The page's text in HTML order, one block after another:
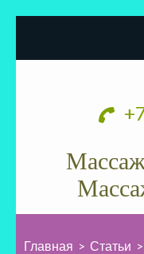
содержимому
Главная > Статьи >